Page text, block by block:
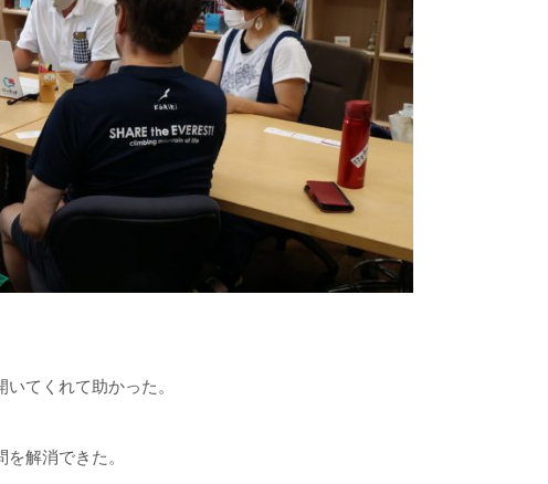
てくれて助かった。
解消できた。